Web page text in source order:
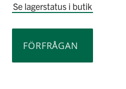
Se lagerstatus i butik
FÖRFRÅGAN